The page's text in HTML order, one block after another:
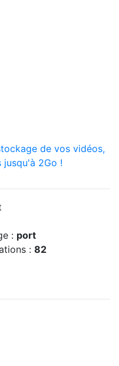
de vos vidéos,
jusqu'à 2Go !
: port
: 82